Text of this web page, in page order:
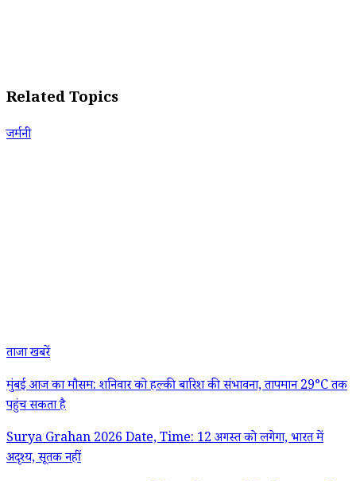
Related Topics
जर्मनी
ताजा खबरें
मुंबई आज का मौसम: शनिवार को हल्की बारिश की संभावना, तापमान 29°C तक
पहुंच सकता है
Surya Grahan 2026 Date, Time: 12 अगस्त को लगेगा, भारत में
अदृश्य, सूतक नहीं